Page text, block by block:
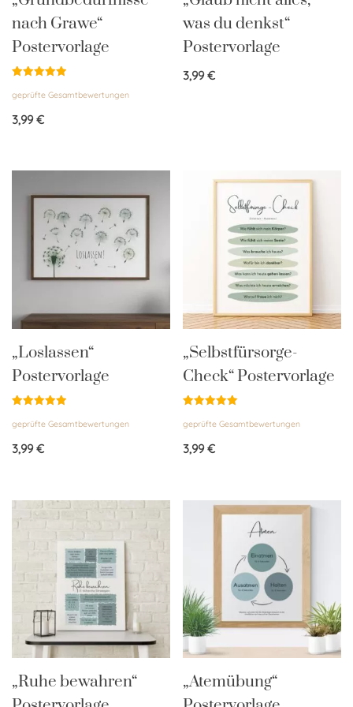
nach Grawe“
Postervorlage
mit
von 5
geprüfte Gesamtbewertungen
3,99€
was du denkst“
Postervorlage
3,99€
„Loslassen“
Postervorlage
mit
von 5
geprüfte Gesamtbewertungen
3,99€
„Selbstfürsorge-
Check“ Postervorlage
mit
von 5
geprüfte Gesamtbewertungen
3,99€
„Ruhe bewahren“
„Atemübung“